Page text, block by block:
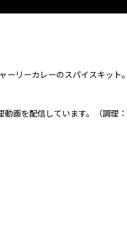
リーカレーのスパイスキット
動画を配信しています。（調理